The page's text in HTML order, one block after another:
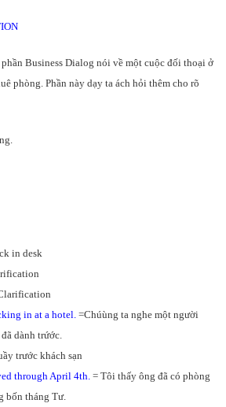
Business Dialog nói về một cuộc đối thoại ở
phòng. Phần này dạy ta ách hỏi thêm cho rõ
in desk
in at a hotel. =Chúùng ta nghe một người
dành trứớc.
trước khách sạn
through April 4th. = Tôi thấy ông đã có phòng
bốn tháng Tư.